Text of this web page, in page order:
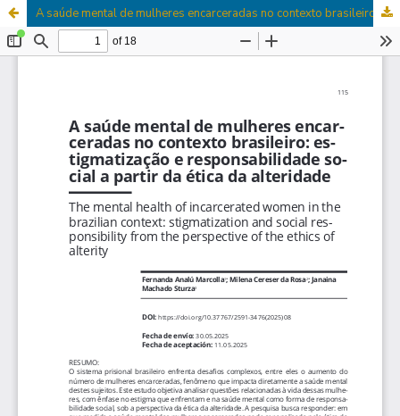
A saúde mental de mulheres encarceradas no contexto brasileiro: estigmatização e responsabilidade social a partir da ética da alteridade